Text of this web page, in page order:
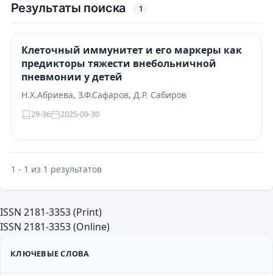
Результаты поиска 1
Клеточный иммунитет и его маркеры как
предикторы тяжести внебольничной
пневмонии у детей
Н.Х.Абриева, З.Ф.Сафаров, Д.Р. Сабиров
29-36 2025-09-30
1 - 1 из 1 результатов
ISSN 2181-3353 (Print)
ISSN 2181-3353 (Online)
КЛЮЧЕВЫЕ СЛОВА